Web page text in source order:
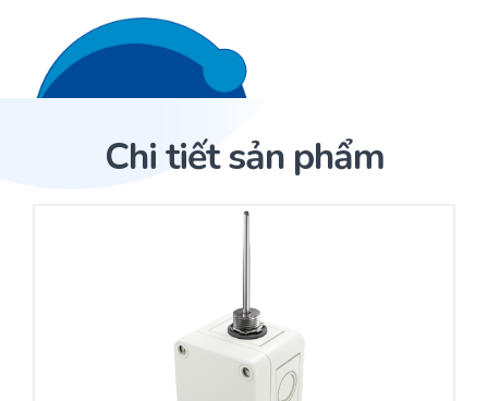
Trang Chủ
Nhà phân phối cảm biến
Chi tiết sản phẩm
Sản phẩm